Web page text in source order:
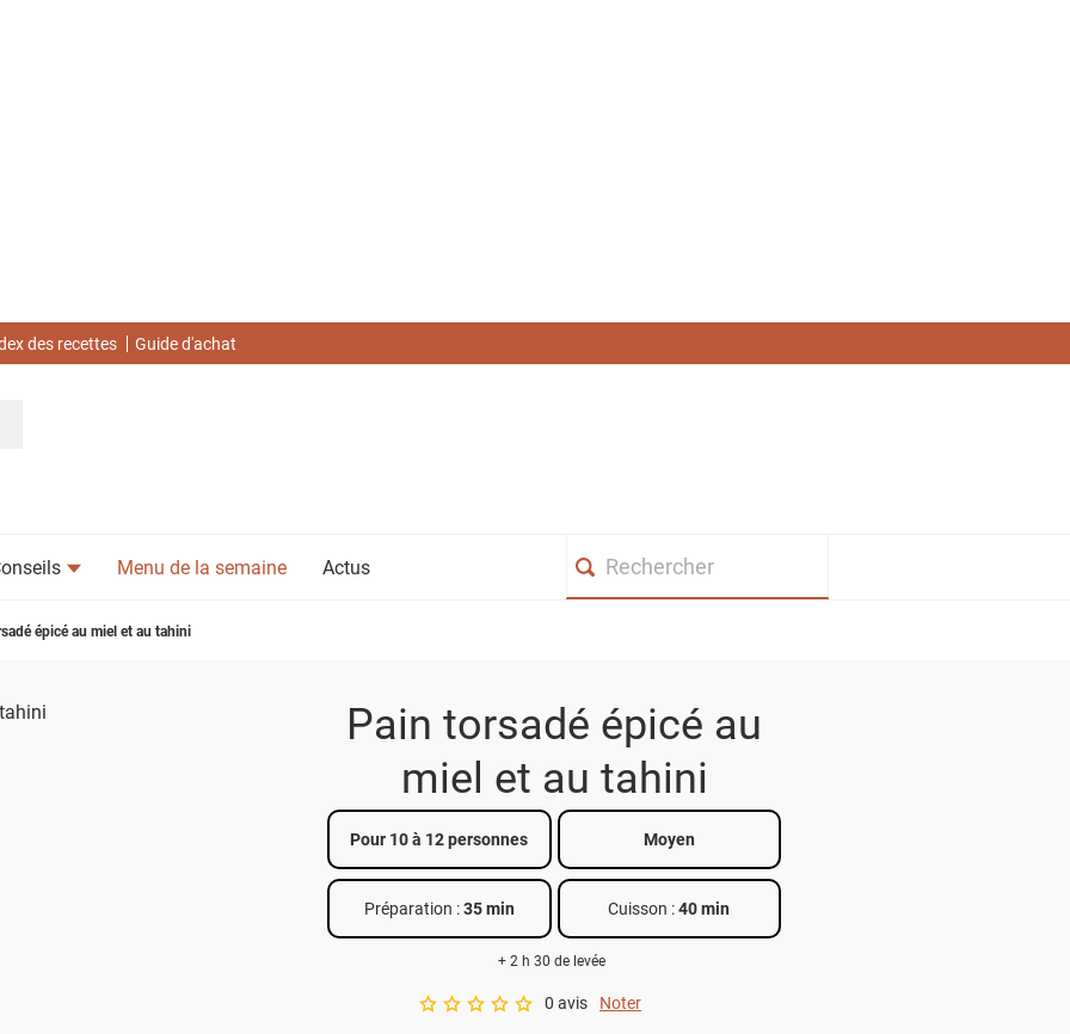
des recettes Guide d'achat
Menu de la semaine Actus
épicé au miel et au tahini
Pain torsadé épicé au
miel et au tahini
Pour 10 à 12 personnes Moyen
Préparation :35 min Cuisson :40 min
+ 2 h 30 de levée
A star rating of 0 out of 5.
0 avis Noter